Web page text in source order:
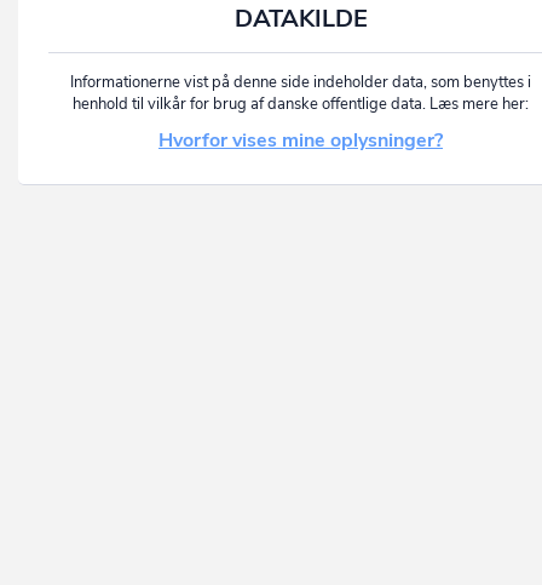
DATAKILDE
Informationerne vist på denne side indeholder data, som benyttes i
henhold til vilkår for brug af danske offentlige data. Læs mere her:
Hvorfor vises mine oplysninger?